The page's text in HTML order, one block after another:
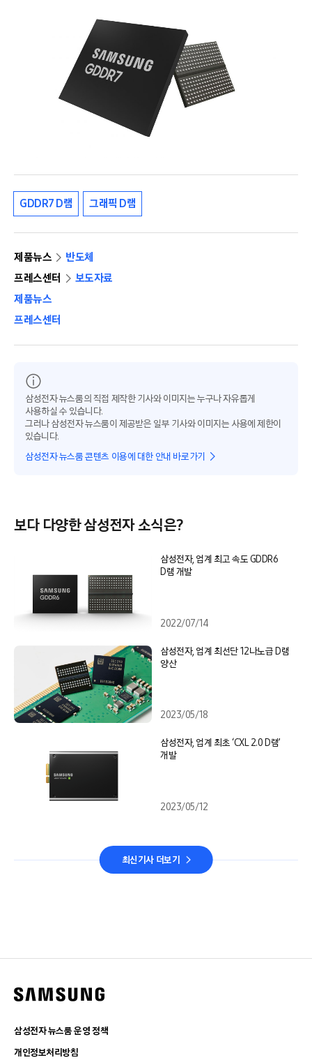
GDDR7 D램 그래픽 D램
제품뉴스
반도체
프레스센터
보도자료
제품뉴스
프레스센터
삼성전자 뉴스룸의 직접 제작한 기사와 이미지는 누구나 자유롭게
사용하실 수 있습니다.
그러나 삼성전자 뉴스룸이 제공받은 일부 기사와 이미지는 사용에 제한이
있습니다.
삼성전자 뉴스룸 콘텐츠 이용에 대한 안내 바로가기
보다 다양한 삼성전자 소식은?
삼성전자, 업계 최고 속도 GDDR6
D램 개발
2022/07/14
삼성전자, 업계 최선단 12나노급 D램
양산
2023/05/18
삼성전자, 업계 최초 ‘CXL 2.0 D램’
개발
2023/05/12
최신기사 더보기
삼성전자 뉴스룸 운영 정책
개인정보처리방침